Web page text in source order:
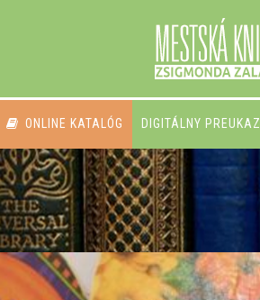
ONLINE KATALÓG DIGITÁLNY PREUKAZ